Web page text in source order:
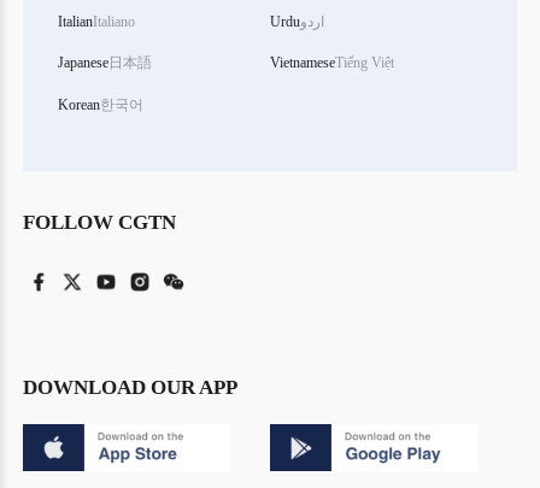
ItalianItaliano
Japanese日本語
Korean한국어
Urduاردو
VietnameseTiếng Việt
FOLLOW CGTN
DOWNLOAD OUR APP